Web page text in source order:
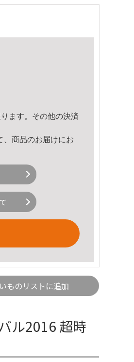
ます。その他の決済
商品のお届けにお
ものリストに追加
ル2016 超時